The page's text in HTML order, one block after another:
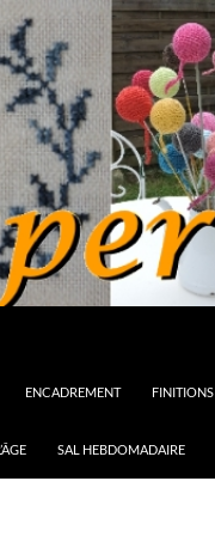
ENCADREMENT FINITIONS
SAL HEBDOMADAIRE